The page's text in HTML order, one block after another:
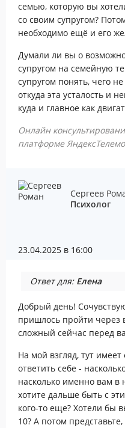
семью, которую вы
со своим супругом?
необходимо ещё и его
Думали ли вы о
супругом на семейную
супругом понять, чего
откуда эта усталость и
куда и главное как
Онлайн
платформе
Сергеев
Психолог
23.04.2025 в 16:00
Ответ для: Елена
Добрый день!
пришлось пройти через
сложный сейчас перед
На мой взгляд, тут
ответить себе -
насколько именно вам в
хотите дальше быть с
кого-то еще? Хотели бы
10? А потом